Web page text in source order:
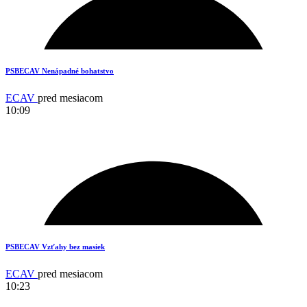
14
14
PSBECAV Nenápadné bohatstvo
ECAV pred mesiacom
10:09
PSBECAV Vzťahy bez masiek
ECAV pred mesiacom
10:23